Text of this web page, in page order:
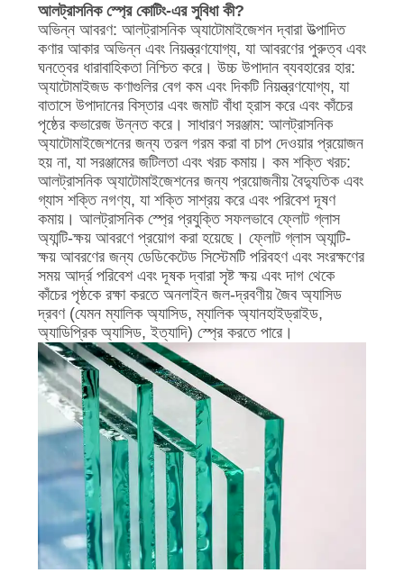
আলট্রাসনিক স্প্রে কোটিং-এর সুবিধা কী?
অভিন্ন আবরণ: আলট্রাসনিক অ্যাটোমাইজেশন দ্বারা উত্পাদিত
কণার আকার অভিন্ন এবং নিয়ন্ত্রণযোগ্য, যা আবরণের পুরুত্ব এবং
ঘনত্বের ধারাবাহিকতা নিশ্চিত করে। উচ্চ উপাদান ব্যবহারের হার:
অ্যাটোমাইজড কণাগুলির বেগ কম এবং দিকটি নিয়ন্ত্রণযোগ্য, যা
বাতাসে উপাদানের বিস্তার এবং জমাট বাঁধা হ্রাস করে এবং কাঁচের
পৃষ্ঠের কভারেজ উন্নত করে। সাধারণ সরঞ্জাম: আলট্রাসনিক
অ্যাটোমাইজেশনের জন্য তরল গরম করা বা চাপ দেওয়ার প্রয়োজন
হয় না, যা সরঞ্জামের জটিলতা এবং খরচ কমায়। কম শক্তি খরচ:
আলট্রাসনিক অ্যাটোমাইজেশনের জন্য প্রয়োজনীয় বৈদ্যুতিক এবং
গ্যাস শক্তি নগণ্য, যা শক্তি সাশ্রয় করে এবং পরিবেশ দূষণ
কমায়। আলট্রাসনিক স্প্রে প্রযুক্তি সফলভাবে ফ্লোট গ্লাস
অ্যান্টি-ক্ষয় আবরণে প্রয়োগ করা হয়েছে। ফ্লোট গ্লাস অ্যান্টি-
ক্ষয় আবরণের জন্য ডেডিকেটেড সিস্টেমটি পরিবহণ এবং সংরক্ষণের
সময় আর্দ্র পরিবেশ এবং দূষক দ্বারা সৃষ্ট ক্ষয় এবং দাগ থেকে
কাঁচের পৃষ্ঠকে রক্ষা করতে অনলাইন জল-দ্রবণীয় জৈব অ্যাসিড
দ্রবণ (যেমন ম্যালিক অ্যাসিড, ম্যালিক অ্যানহাইড্রাইড,
অ্যাডিপ্রিক অ্যাসিড, ইত্যাদি) স্প্রে করতে পারে।